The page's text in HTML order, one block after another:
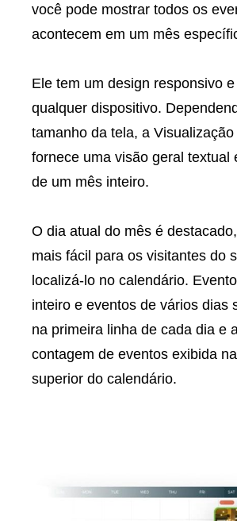
você pode mostrar todos os
acontecem em um mês
Ele tem um design responsivo
qualquer dispositivo.
tamanho da tela, a
fornece uma visão geral textual
de um mês inteiro.
O dia atual do mês é
mais fácil para os visitantes do
localizá-lo no calendário.
inteiro e eventos de vários dias
na primeira linha de cada dia e
contagem de eventos exibida
superior do calendário.